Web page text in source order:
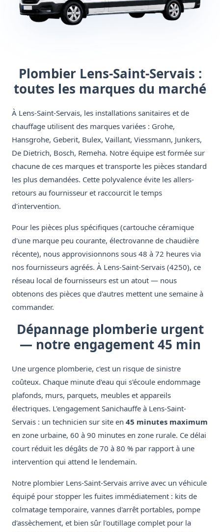
Plombier Lens-Saint-Servais :
toutes les marques du marché
À Lens-Saint-Servais, les installations sanitaires et de
chauffage utilisent des marques variées : Grohe,
Hansgrohe, Geberit, Bulex, Vaillant, Viessmann, Junkers,
De Dietrich, Bosch, Remeha. Notre équipe est formée sur
chacune de ces marques et transporte les pièces standard
les plus demandées. Cette polyvalence évite les allers-
retours au fournisseur et raccourcit le temps
d'intervention.
Pour les pièces plus spécifiques (cartouche céramique
d'une marque peu courante, électrovanne de chaudière
récente), nous approvisionnons sous 48 à 72 heures via
nos fournisseurs agréés. À Lens-Saint-Servais (4250), ce
réseau local de fournisseurs est un atout — nous
obtenons des pièces que d'autres mettent une semaine à
commander.
Dépannage plomberie urgent
— notre engagement 45 min
Une urgence plomberie, c'est un risque de sinistre
coûteux. Chaque minute d'eau qui s'écoule endommage
plafonds, murs, parquets, meubles et appareils
électriques. L'engagement Sanichauffe à Lens-Saint-
Servais : un technicien sur site en 45 minutes maximum
en zone urbaine, 60 à 90 minutes en zone rurale. Ce délai
court réduit les dégâts de 70 à 80 % par rapport à une
intervention qui attend le lendemain.
Notre plombier Lens-Saint-Servais arrive avec un véhicule
équipé pour stopper les fuites immédiatement : kits de
colmatage temporaire, vannes d'arrêt portables, pompe
d'assèchement, et bien sûr l'outillage complet pour la